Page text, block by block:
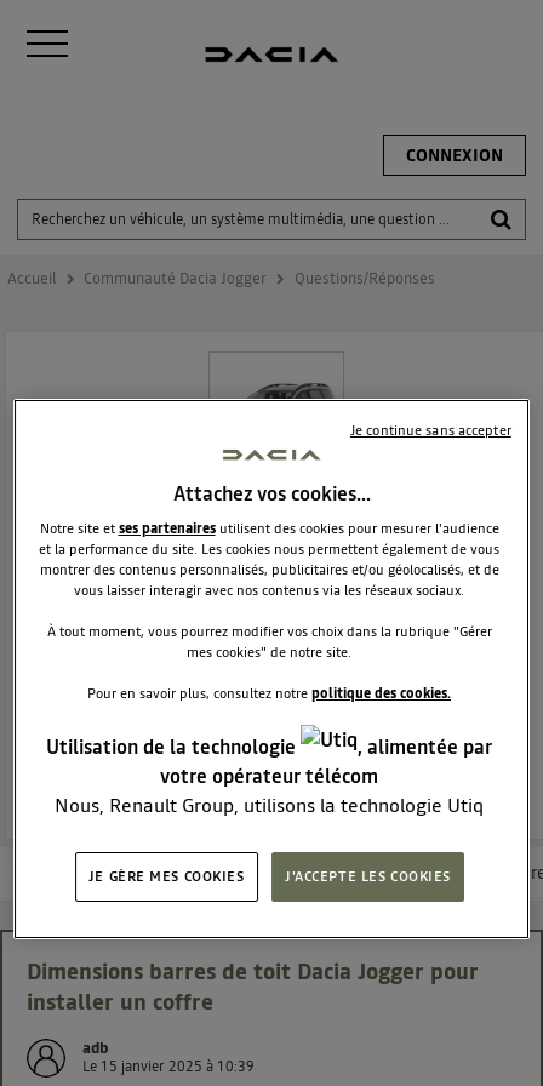
CONNEXION
Accueil Communauté Dacia Jogger Questions/Réponses
THERMIQUE DACIA
2229membres
Voir la description
Dacia Jogger - La familiale 7 places réinvenée
POSEZ UNE QUESTION
REJOINDRE
Les questions de la communauté Les articles Consultez la
Dimensions barres de toit Dacia Jogger pour
installer un coffre
adb
Le 15 janvier 2025 à 10:39
Attachez vos cookies…
Notre site etses partenairesutilisent des cookies pour mesurer l'audience
et la performance du site. Les cookies nous permettent également de vous
montrer des contenus personnalisés, publicitaires et/ou géolocalisés, et de
vous laisser interagir avec nos contenus via les réseaux sociaux.
À tout moment, vous pourrez modifier vos choix dans la rubrique "Gérer
mes cookies" de notre site.
Pour en savoir plus, consultez notrepolitique des cookies.
Utilisation de la technologie
, alimentée par
votre opérateur télécom
Nous, Renault Group, utilisons la technologie Utiq
cette notice de consentement) et liées à votre
chaque site).
La technologie Utiq a été conçue pour la protection
de vos données personnelles en vous offrant choix et
contrôle.
JE GÈRE MES COOKIES J'ACCEPTE LES COOKIES
Je continue sans accepter